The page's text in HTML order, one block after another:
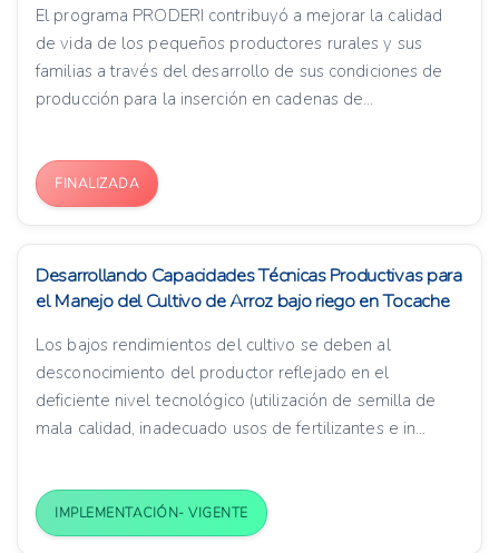
El programa PRODERI contribuyó a mejorar la calidad
de vida de los pequeños productores rurales y sus
familias a través del desarrollo de sus condiciones de
producción para la inserción en cadenas de...
FINALIZADA
Desarrollando Capacidades Técnicas Productivas para
el Manejo del Cultivo de Arroz bajo riego en Tocache
Los bajos rendimientos del cultivo se deben al
desconocimiento del productor reflejado en el
deficiente nivel tecnológico (utilización de semilla de
mala calidad, inadecuado usos de fertilizantes e in...
IMPLEMENTACIÓN- VIGENTE